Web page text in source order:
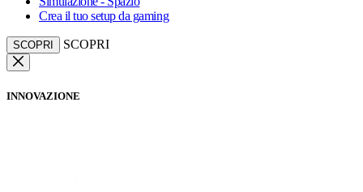
Crea il tuo setup da gaming
SCOPRI SCOPRI
INNOVAZIONE